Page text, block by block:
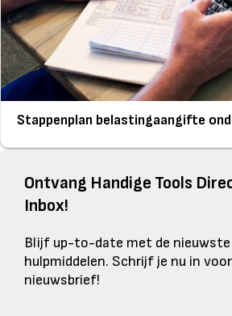
Stappenplan belastingaangifte
Ontvang Handige Tools
Inbox!
Blijf up-to-date met de
hulpmiddelen. Schrijf je nu in
nieuwsbrief!